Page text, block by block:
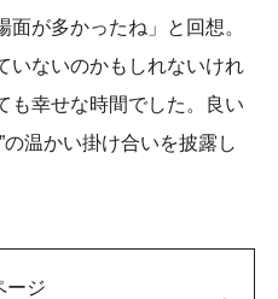
が多かったね」と回想。
いないのかもしれないけれ
も幸せな時間でした。良い
の温かい掛け合いを披露し
ージ